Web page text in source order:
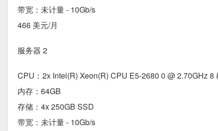
带宽：未计量 - 10Gb/s
466 美元/月
服务器 2
CPU：2x Intel(R) Xeon(R) CPU E5-2680 0 @ 2.70GHz 8
内存：64GB
存储：4x 250GB SSD
带宽：未计量 - 10Gb/s